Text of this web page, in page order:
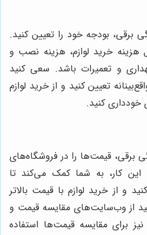
برقی، بودجه خود را تعیین کنید.
هزینه خرید لوازم، هزینه نصب و
و تعمیرات باشد. سعی کنید
تعیین کنید و از خرید لوازم
کنید.
برقی، قیمت‌ها را در فروشگاه‌های
این کار، به شما کمک می‌کند تا
و از خرید لوازم با قیمت بالاتر
از وب‌سایت‌های مقایسه قیمت و
برای مقایسه قیمت‌ها استفاده